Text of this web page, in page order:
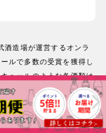
造場が運営するオンラ
ルで多数の受賞を獲得し
ュールのような各酒類は
ッズなど、お酒好きが心
います。